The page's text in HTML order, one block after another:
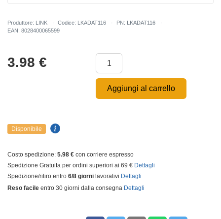
Produttore: LINK Codice: LKADAT116
PN: LKADAT116
EAN: 8028400065599
3.98 €
Aggiungi al carrello
Disponibile
Costo spedizione: 5.98 € con corriere espresso
Spedizione Gratuita per ordini superiori ai 69 € Dettagli
Spedizione/ritiro entro 6/8 giorni lavorativi Dettagli
Reso facile entro 30 giorni dalla consegna Dettagli